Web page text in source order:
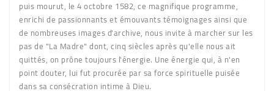
puis mourut, le 4 octobre 1582, ce magnifique programme,
enrichi de passionnants et émouvants témoignages ainsi que
de nombreuses images d'archive, nous invite à marcher sur les
pas de "La Madre" dont, cinq siècles après qu'elle nous ait
quittés, on prône toujours l'énergie. Une énergie qui, à n'en
point douter, lui fut procurée par sa force spirituelle puisée
dans sa consécration intime à Dieu.